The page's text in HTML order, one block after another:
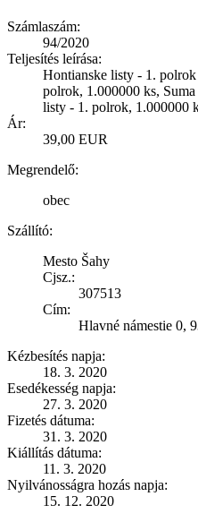
Számlaszám:
94/2020
Teljesítés leírása:
Hontianske listy - 1.
polrok, 1.000000 ks,
listy - 1. polrok, 1.000000
Ár:
39,00 EUR
Megrendelő:
obec
Szállító:
Mesto Šahy
Cjsz.:
307513
Cím:
Hlavné námestie 0,
Kézbesítés napja:
18. 3. 2020
Esedékesség napja:
27. 3. 2020
Fizetés dátuma:
31. 3. 2020
Kiállítás dátuma:
11. 3. 2020
Nyilvánosságra hozás napja:
15. 12. 2020